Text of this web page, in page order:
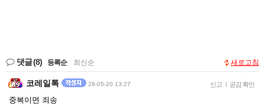
댓글(8) 등록순 최신순 새로고침
코레일톡 26-05-20 13:27 신고 | 공감 확인
중복이면 죄송